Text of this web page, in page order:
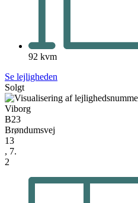
92 kvm
Se lejligheden
Solgt
Viborg
B23
Brøndumsvej
13
, 7.
2